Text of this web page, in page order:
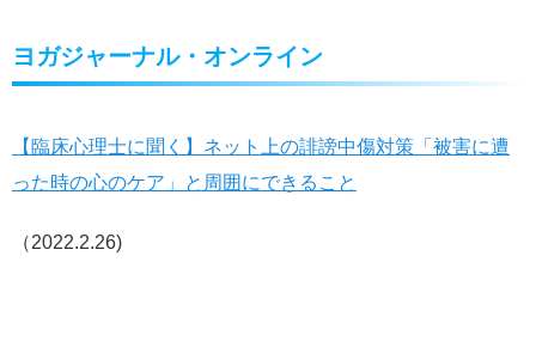
ヨガジャーナル・オンライン
【臨床心理士に聞く】ネット上の誹謗中傷対策「被害に遭
った時の心のケア」と周囲にできること
（2022.2.26)